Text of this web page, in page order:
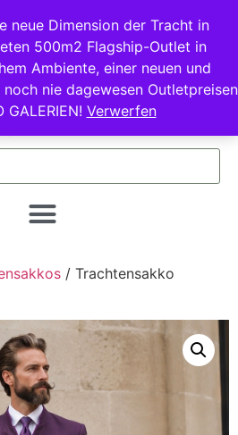
neue Dimension der Tracht in
500m2 Flagship-Outlet in
Ambiente, einer neuen und
nie dagewesen Outletpreisen
GALERIEN! Verwerfen
/ Trachtensakko